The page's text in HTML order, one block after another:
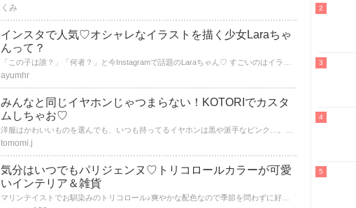
くみ
インスタで人気♡オシャレなイラストを描く少女Laraちゃ
んって？
ayumhr
みんなと同じイヤホンじゃつまらない！KOTORIでカスタ
ムしちゃお♡
tomomi.j
気分はいつでもパリジェンヌ♡トリコロールカラーが可愛
いインテリア＆雑貨